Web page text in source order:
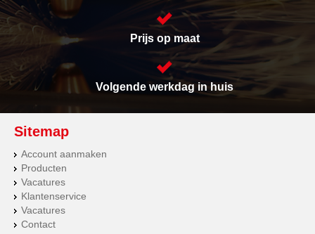
Prijs op maat
Volgende werkdag in huis
Sitemap
Account aanmaken
Producten
Vacatures
Klantenservice
Vacatures
Contact